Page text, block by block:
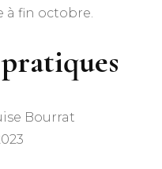
à fin octobre.
Bourrat